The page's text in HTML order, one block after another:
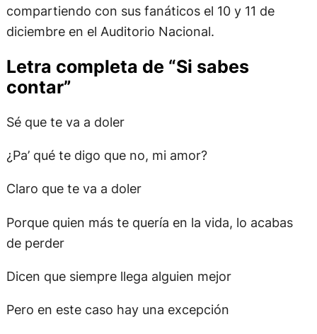
compartiendo con sus fanáticos el 10 y 11 de
diciembre en el Auditorio Nacional.
Letra completa de “Si sabes
contar”
Sé que te va a doler
¿Pa’ qué te digo que no, mi amor?
Claro que te va a doler
Porque quien más te quería en la vida, lo acabas
de perder
Dicen que siempre llega alguien mejor
Pero en este caso hay una excepción